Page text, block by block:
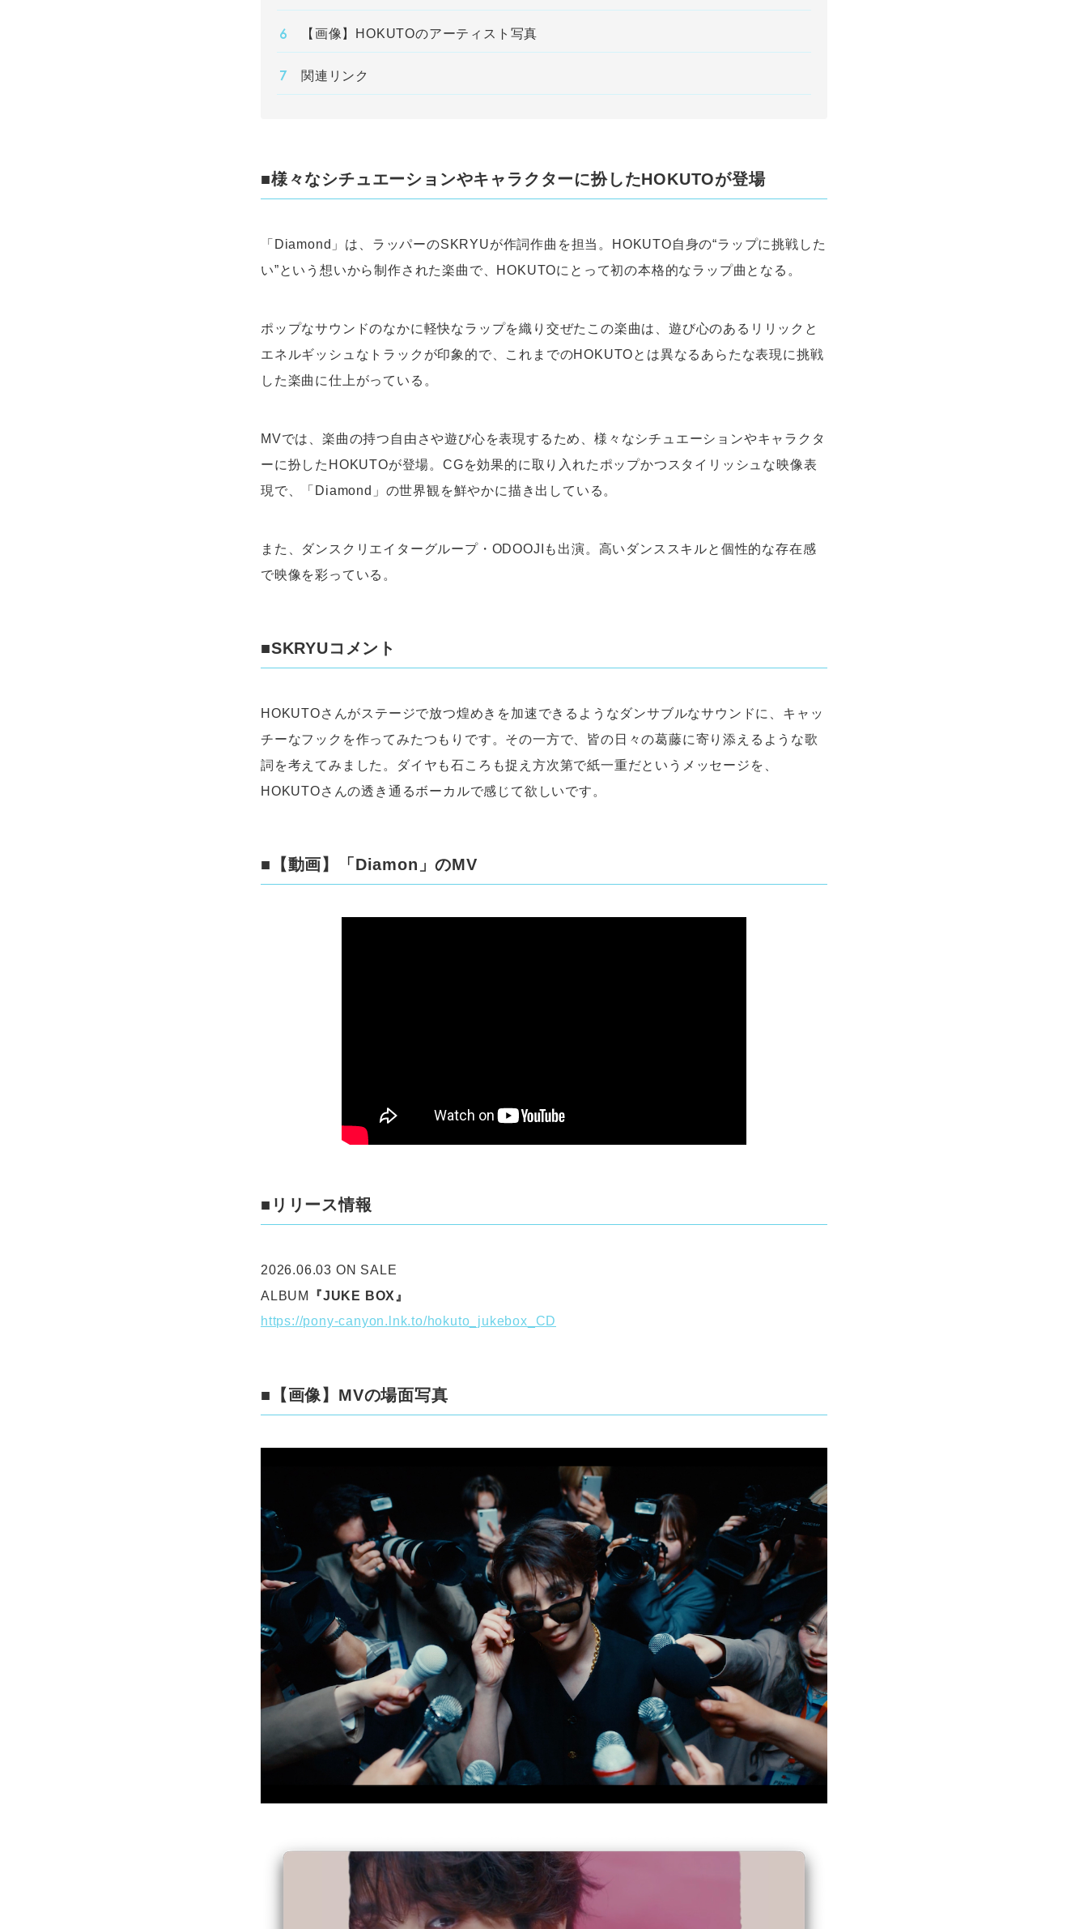
【画像】HOKUTOのアーティスト写真
関連リンク
■様々なシチュエーションやキャラクターに扮したHOKUTOが登場
「Diamond」は、ラッパーのSKRYUが作詞作曲を担当。HOKUTO自身の“ラップに挑戦した
い”という想いから制作された楽曲で、HOKUTOにとって初の本格的なラップ曲となる。
ポップなサウンドのなかに軽快なラップを織り交ぜたこの楽曲は、遊び心のあるリリックと
エネルギッシュなトラックが印象的で、これまでのHOKUTOとは異なるあらたな表現に挑戦
した楽曲に仕上がっている。
MVでは、楽曲の持つ自由さや遊び心を表現するため、様々なシチュエーションやキャラクタ
ーに扮したHOKUTOが登場。CGを効果的に取り入れたポップかつスタイリッシュな映像表
現で、「Diamond」の世界観を鮮やかに描き出している。
また、ダンスクリエイターグループ・ODOOJIも出演。高いダンススキルと個性的な存在感
で映像を彩っている。
■SKRYUコメント
HOKUTOさんがステージで放つ煌めきを加速できるようなダンサブルなサウンドに、キャッ
チーなフックを作ってみたつもりです。その一方で、皆の日々の葛藤に寄り添えるような歌
詞を考えてみました。ダイヤも石ころも捉え方次第で紙一重だというメッセージを、
HOKUTOさんの透き通るボーカルで感じて欲しいです。
■【動画】「Diamon」のMV
■リリース情報
2026.06.03 ON SALE
ALBUM
『JUKE BOX』
https://pony-canyon.lnk.to/hokuto_jukebox_CD
■【画像】MVの場面写真